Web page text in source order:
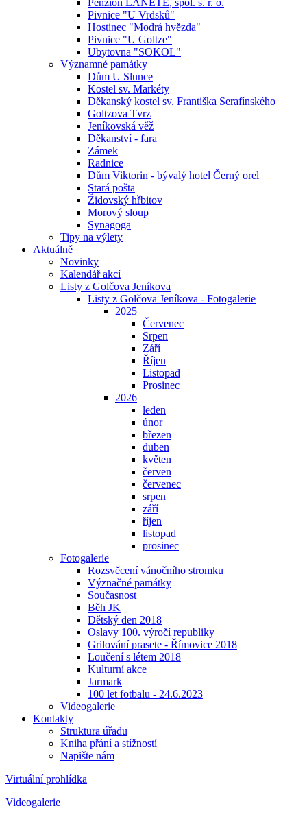
Penzion LANETE, spol. s. r. o.
Pivnice "U Vrdsků"
Hostinec "Modrá hvězda"
Pivnice "U Goltze"
Ubytovna "SOKOL"
Významné památky
Dům U Slunce
Kostel sv. Markéty
Děkanský kostel sv. Františka Serafínského
Goltzova Tvrz
Jeníkovská věž
Děkanství - fara
Zámek
Radnice
Dům Viktorin - bývalý hotel Černý orel
Stará pošta
Židovský hřbitov
Morový sloup
Synagoga
Tipy na výlety
Aktuálně
Novinky
Kalendář akcí
Listy z Golčova Jeníkova
Listy z Golčova Jeníkova - Fotogalerie
2025
Červenec
Srpen
Září
Říjen
Listopad
Prosinec
2026
leden
únor
březen
duben
květen
červen
červenec
srpen
září
říjen
listopad
prosinec
Fotogalerie
Rozsvěcení vánočního stromku
Význačné památky
Současnost
Běh JK
Dětský den 2018
Oslavy 100. výročí republiky
Grilování prasete - Římovice 2018
Loučení s létem 2018
Kulturní akce
Jarmark
100 let fotbalu - 24.6.2023
Videogalerie
Kontakty
Struktura úřadu
Kniha přání a stížností
Napište nám
Virtuální prohlídka
Videogalerie